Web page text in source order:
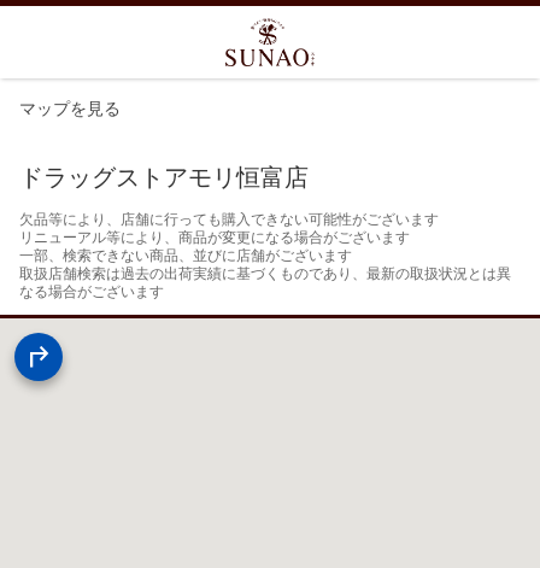
マップを見る
ドラッグストアモリ恒富店
欠品等により、店舗に行っても購入できない可能性がございます
リニューアル等により、商品が変更になる場合がございます
一部、検索できない商品、並びに店舗がございます
取扱店舗検索は過去の出荷実績に基づくものであり、最新の取扱状況とは異
なる場合がございます